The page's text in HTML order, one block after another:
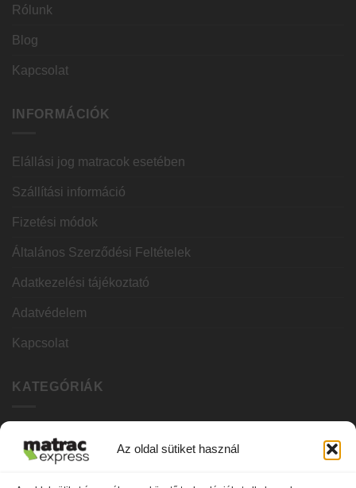
Az oldal sütiket használ
Rólunk
Blog
Kapcsolat
INFORMÁCIÓK
Elállási jog matracok esetében
Szállítási információ
Fizetési módok
Általános Szerződési Feltételek
Adatkezelési tájékoztató
Adatvédelem
Kapcsolat
KATEGÓRIÁK
Hideghab matracok
Vákuum matracok